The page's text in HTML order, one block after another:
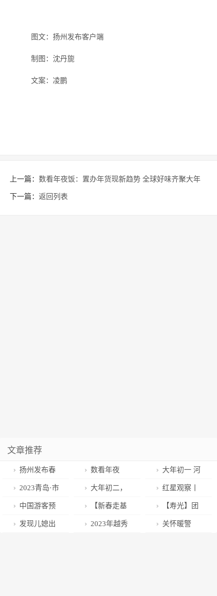
图文：扬州发布客户端
制图：沈丹旎
文案：凌鹏
上一篇： 数看年夜饭：置办年货现新趋势 全球好味齐聚大年
夜
下一篇： 返回列表
文章推荐
扬州发布春
节长卷| 正月初
二：大展宏
“兔”
数看年夜
饭：置办年货
现新趋势 全球
好味齐聚大年
大年初一 河
南医护跨省救
援徐州“阳康”
急性心梗患者
2023青岛·市
南首届新春逛
街里节1月25
大年初二，
祝您好事成
双！
红星观察丨
寻常人间烟
火，藏着最暖
中国游客预
订警车接机？
【新春走基
层】乡镇卫生
【寿光】团
团圆圆迎新年
发现儿媳出 2023年越秀 关怀暖警